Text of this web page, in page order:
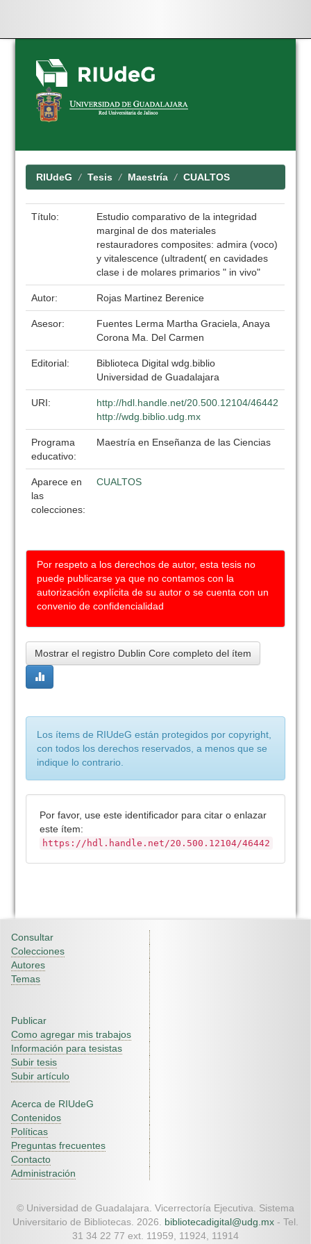
Skip
navigation
RIUdeG Tesis Maestría CUALTOS
Título:
Estudio comparativo de la integridad
marginal de dos materiales
restauradores composites: admira (voco)
y vitalescence (ultradent( en cavidades
clase i de molares primarios " in vivo"
Autor: Rojas Martinez Berenice
Asesor:
Fuentes Lerma Martha Graciela, Anaya
Corona Ma. Del Carmen
Editorial:
Biblioteca Digital wdg.biblio
Universidad de Guadalajara
URI:
http://hdl.handle.net/20.500.12104/46442
http://wdg.biblio.udg.mx
Programa
educativo:
Maestría en Enseñanza de las Ciencias
Aparece en
las
colecciones:
CUALTOS
Por respeto a los derechos de autor, esta tesis no
puede publicarse ya que no contamos con la
autorización explícita de su autor o se cuenta con un
convenio de confidencialidad
Mostrar el registro Dublin Core completo del ítem
Los ítems de RIUdeG están protegidos por copyright,
con todos los derechos reservados, a menos que se
indique lo contrario.
Por favor, use este identificador para citar o enlazar
este ítem:
https://hdl.handle.net/20.500.12104/46442
Consultar
Colecciones
Autores
Temas
Publicar
Como agregar mis trabajos
Información para tesistas
Subir tesis
Subir artículo
Acerca de RIUdeG
Contenidos
Políticas
Preguntas frecuentes
Contacto
Administración
© Universidad de Guadalajara. Vicerrectoría Ejecutiva. Sistema
Universitario de Bibliotecas. 2026. bibliotecadigital@udg.mx - Tel.
31 34 22 77 ext. 11959, 11924, 11914